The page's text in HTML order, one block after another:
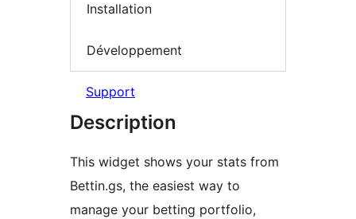
Installation
Développement
Support
Description
This widget shows your stats from
Bettin.gs, the easiest way to
manage your betting portfolio,